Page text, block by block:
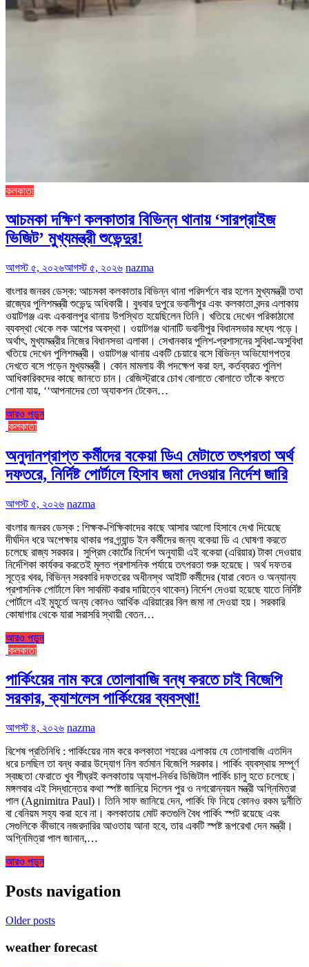
কলকাতা
আচমকা দক্ষিণ কলকাতার বিভিন্ন থানায় ‘সারপ্রাইজ
ভিজিট’ মুখ্যমন্ত্রী শুভেন্দুর!
আগস্ট ৫, ২০২৬আগস্ট ৫, ২০২৬ nazma
বাংলার জনরব ডেস্ক: আচমকা কলকাতার বিভিন্ন থানা পরিদর্শনে বার হলেন মুখ্যমন্ত্রী তথা
রাজ্যের পুলিশমন্ত্রী শুভেন্দু অধিকারী। বুধবার দুপুরে ভবানীপুর এবং কলকাতা বন্দর এলাকায়
ওয়াটগঞ্জ এবং একবালপুর থানায় উপস্থিত হয়েছিলেন তিনি। খতিয়ে দেখেন পরিকাঠামো
ব্যবস্থা থেকে লক আপের অবস্থা। ওয়াটগঞ্জ থানাটি ভবানীপুর বিধানসভার মধ্যে পড়ে।
অর্থাৎ, মুখ্যমন্ত্রীর নিজের বিধানসভা এলাকা। সেখানকার পুলিশ-প্রশাসনের সুবিধা-অসুবিধা
খতিয়ে দেখেন পুলিশমন্ত্রী। ওয়াটগঞ্জ থানায় একটি চেয়ারে বসে বিভিন্ন অভিযোগপত্র
দেখতে বসে পড়েন মুখ্যমন্ত্রী। কোন মামলায় কী পদক্ষেপ করা হল, কর্তব্যরত পুলিশ
আধিকারিকদের কাছে জানতে চান। রেজিস্ট্রারে চোখ বোলাতে বোলাতে তাঁকে বলতে
শোনা যায়, ‘‘আপনাদের তো অ্যাকশন টেকেন…
আরও পড়ুন
কলকাতা
অনুদানপ্রাপ্ত কর্মীদের বকেয়া ডিএ মেটাতে তৎপরতা অর্থ
দফতরে, নির্দিষ্ট পোর্টালে হিসাব জমা দেওয়ার নির্দেশ জারি
আগস্ট ৫, ২০২৬ nazma
বাংলার জনরব ডেস্ক : শিক্ষক-শিক্ষিকাদের কাছে আসার আলো হিসাবে দেখা দিয়েছে
দীর্ঘদিন ধরে অপেক্ষায় থাকার পর গ্র্যান্ড ইন কর্মীদের জন্য বকেয়া ডি এ ঘোষণা করতে
চলেছে রাজ্য সরকার। সুপ্রিম কোর্টের নির্দেশ অনুযায়ী এই বকেয়া (এরিয়ার) টাকা দেওয়ার
নির্দেশিকা কার্যকর করতেই মূলত প্রশাসনিক পর্যায়ে তৎপরতা শুরু হয়েছে। অর্থ দফতর
সূত্রে খবর, বিভিন্ন সরকারি দফতরের অধীনস্থ আইটি কর্মীদের (যারা বেতন ও অন্যান্য
প্রশাসনিক পোর্টালে বিল সাবমিট করার দায়িত্বে থাকেন) নির্দেশ দেওয়া হয়েছে যাতে নির্দিষ্ট
পোর্টালে এই মুহূর্তে অন্য কোনও আর্থিক এরিয়ারের বিল জমা না দেওয়া হয়। সরকারি
কোষাগার থেকে যারা সরাসরি স্থায়ী বেতন…
আরও পড়ুন
কলকাতা
পার্কিংয়ের নাম করে তোলাবাজি বন্ধ করতে চাই বিজেপি
সরকার, ক্যাশলেস পার্কিংয়ের ব্যবস্থা!
আগস্ট ৪, ২০২৬ nazma
বিশেষ প্রতিনিধি : পার্কিংয়ের নাম করে কলকাতা শহরের এলাকায় যে তোলাবাজি এতদিন
ধরে চলছিল তা বন্ধ করার উদ্যোগ নিল বর্তমান বিজেপি সরকার। পার্কিং ব্যবস্থায় সম্পূর্ণ
স্বচ্ছতা ফেরাতে খুব শীঘ্রই কলকাতায় অ্যাপ-নির্ভর ডিজিটাল পার্কিং চালু হতে চলেছে।
মঙ্গলবার এই সিদ্ধান্তের কথা স্পষ্ট জানিয়ে দিলেন পুর ও নগরোন্নয়ন মন্ত্রী অগ্নিমিত্রা
পাল (Agnimitra Paul)। তিনি সাফ জানিয়ে দেন, পার্কিং ফি নিয়ে কোনও রকম দুর্নীতি
বা বেনিয়ম সহ্য করা হবে না। কলকাতায় মোট কতগুলি বৈধ পার্কিং স্পট রয়েছে এবং
সেগুলিকে কীভাবে নজরদারির আওতায় আনা হবে, তার একটি স্পষ্ট রূপরেখা দেন মন্ত্রী।
অগ্নিমিত্রা পাল জানান,…
আরও পড়ুন
Posts navigation
Older posts
weather forecast